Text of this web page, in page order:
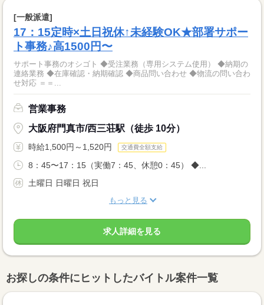
[一般派遣]
17：15定時×土日祝休↑未経験OK★部署サポー
ト事務♪高1500円〜
サポート事務のオシゴト ◆受注業務（専用システム使用） ◆納期の
連絡業務 ◆在庫確認・納期確認 ◆商品問い合わせ ◆物流の問い合わ
せ対応 ＝＝...
営業事務
大阪府門真市/西三荘駅（徒歩 10分）
時給1,500円～1,520円 交通費全額支給
8：45〜17：15（実働7：45、休憩0：45） ◆...
土曜日 日曜日 祝日
もっと見る
求人詳細を見る
お探しの条件にヒットしたバイトル案件一覧